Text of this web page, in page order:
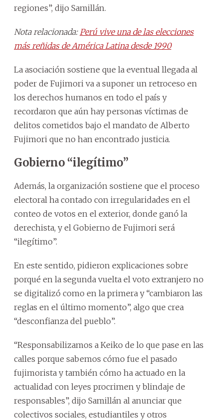
regiones”, dijo Samillán.
Nota relacionada: Perú vive una de las elecciones
más reñidas de América Latina desde 1990
La asociación sostiene que la eventual llegada al
poder de Fujimori va a suponer un retroceso en
los derechos humanos en todo el país y
recordaron que aún hay personas víctimas de
delitos cometidos bajo el mandato de Alberto
Fujimori que no han encontrado justicia.
Gobierno “ilegítimo”
Además, la organización sostiene que el proceso
electoral ha contado con irregularidades en el
conteo de votos en el exterior, donde ganó la
derechista, y el Gobierno de Fujimori será
“ilegítimo”.
En este sentido, pidieron explicaciones sobre
porqué en la segunda vuelta el voto extranjero no
se digitalizó como en la primera y “cambiaron las
reglas en el último momento”, algo que crea
“desconfianza del pueblo”.
“Responsabilizamos a Keiko de lo que pase en las
calles porque sabemos cómo fue el pasado
fujimorista y también cómo ha actuado en la
actualidad con leyes procrimen y blindaje de
responsables”, dijo Samillán al anunciar que
colectivos sociales, estudiantiles y otros